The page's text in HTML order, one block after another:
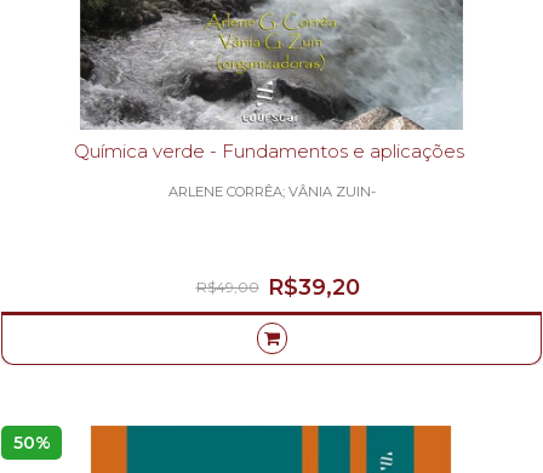
Química verde - Fundamentos e aplicações
ARLENE CORRÊA; VÂNIA ZUIN-
R$39,20
R$49,00
50%